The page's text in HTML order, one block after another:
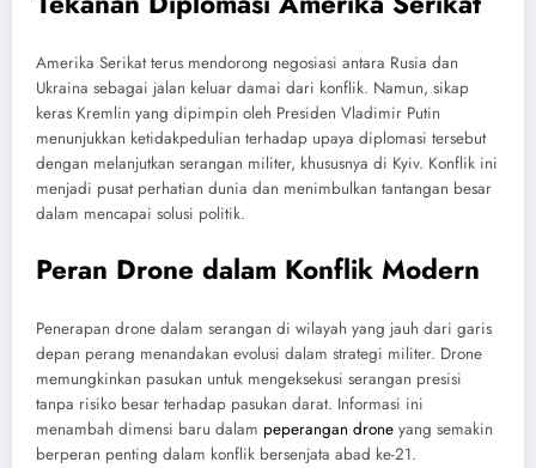
Amerika Serikat terus mendorong negosiasi antara Rusia dan
Ukraina sebagai jalan keluar damai dari konflik. Namun, sikap
keras Kremlin yang dipimpin oleh Presiden Vladimir Putin
menunjukkan ketidakpedulian terhadap upaya diplomasi tersebut
dengan melanjutkan serangan militer, khususnya di Kyiv. Konflik ini
menjadi pusat perhatian dunia dan menimbulkan tantangan besar
dalam mencapai solusi politik.
Peran Drone dalam Konflik Modern
Penerapan drone dalam serangan di wilayah yang jauh dari garis
depan perang menandakan evolusi dalam strategi militer. Drone
memungkinkan pasukan untuk mengeksekusi serangan presisi
tanpa risiko besar terhadap pasukan darat. Informasi ini
menambah dimensi baru dalam peperangan drone yang semakin
berperan penting dalam konflik bersenjata abad ke-21.